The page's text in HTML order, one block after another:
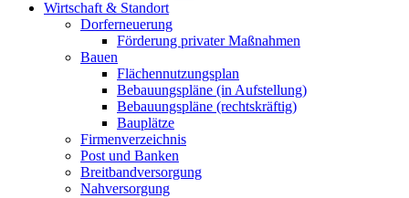
Wirtschaft & Standort
Dorferneuerung
Förderung privater Maßnahmen
Bauen
Flächennutzungsplan
Bebauungspläne (in Aufstellung)
Bebauungspläne (rechtskräftig)
Bauplätze
Firmenverzeichnis
Post und Banken
Breitbandversorgung
Nahversorgung